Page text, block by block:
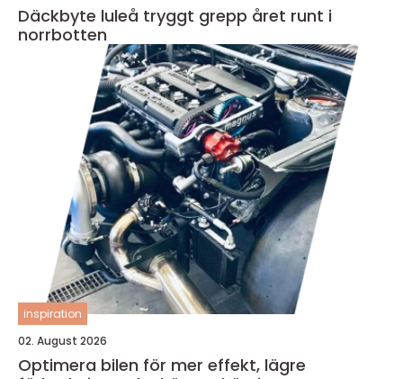
Däckbyte luleå tryggt grepp året runt i
norrbotten
inspiration
02. August 2026
Optimera bilen för mer effekt, lägre